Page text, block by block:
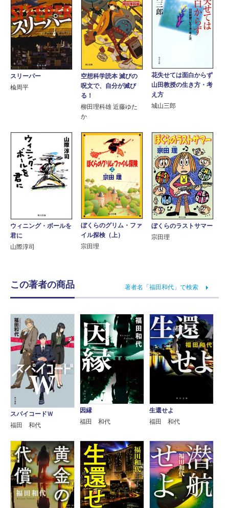
スリーパー
楡周平
空想科学読本 滅びの
呪文で、自分が滅び
る！
柳田理科雄 近藤ゆた
か
花失せては面白からず
山田教授の生き方・考
え方
城山三郎
ウィニング・ボールを
君に
山際淳司
ぼくらのグリム・ファ
イル探検（上）
宗田理
ぼくらのラストサマー
宗田理
この著者の商品 著者名「福田和代」で検索
スパイコードＷ
福田 和代
因縁
福田 和代
生還せよ
福田 和代